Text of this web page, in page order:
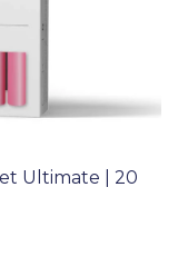
Ultimate | 20